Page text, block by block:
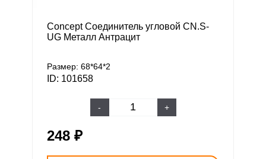
Concept Соединитель угловой CN.S-
UG Металл Антрацит
Размер: 68*64*2
ID: 101658
- +
248 ₽